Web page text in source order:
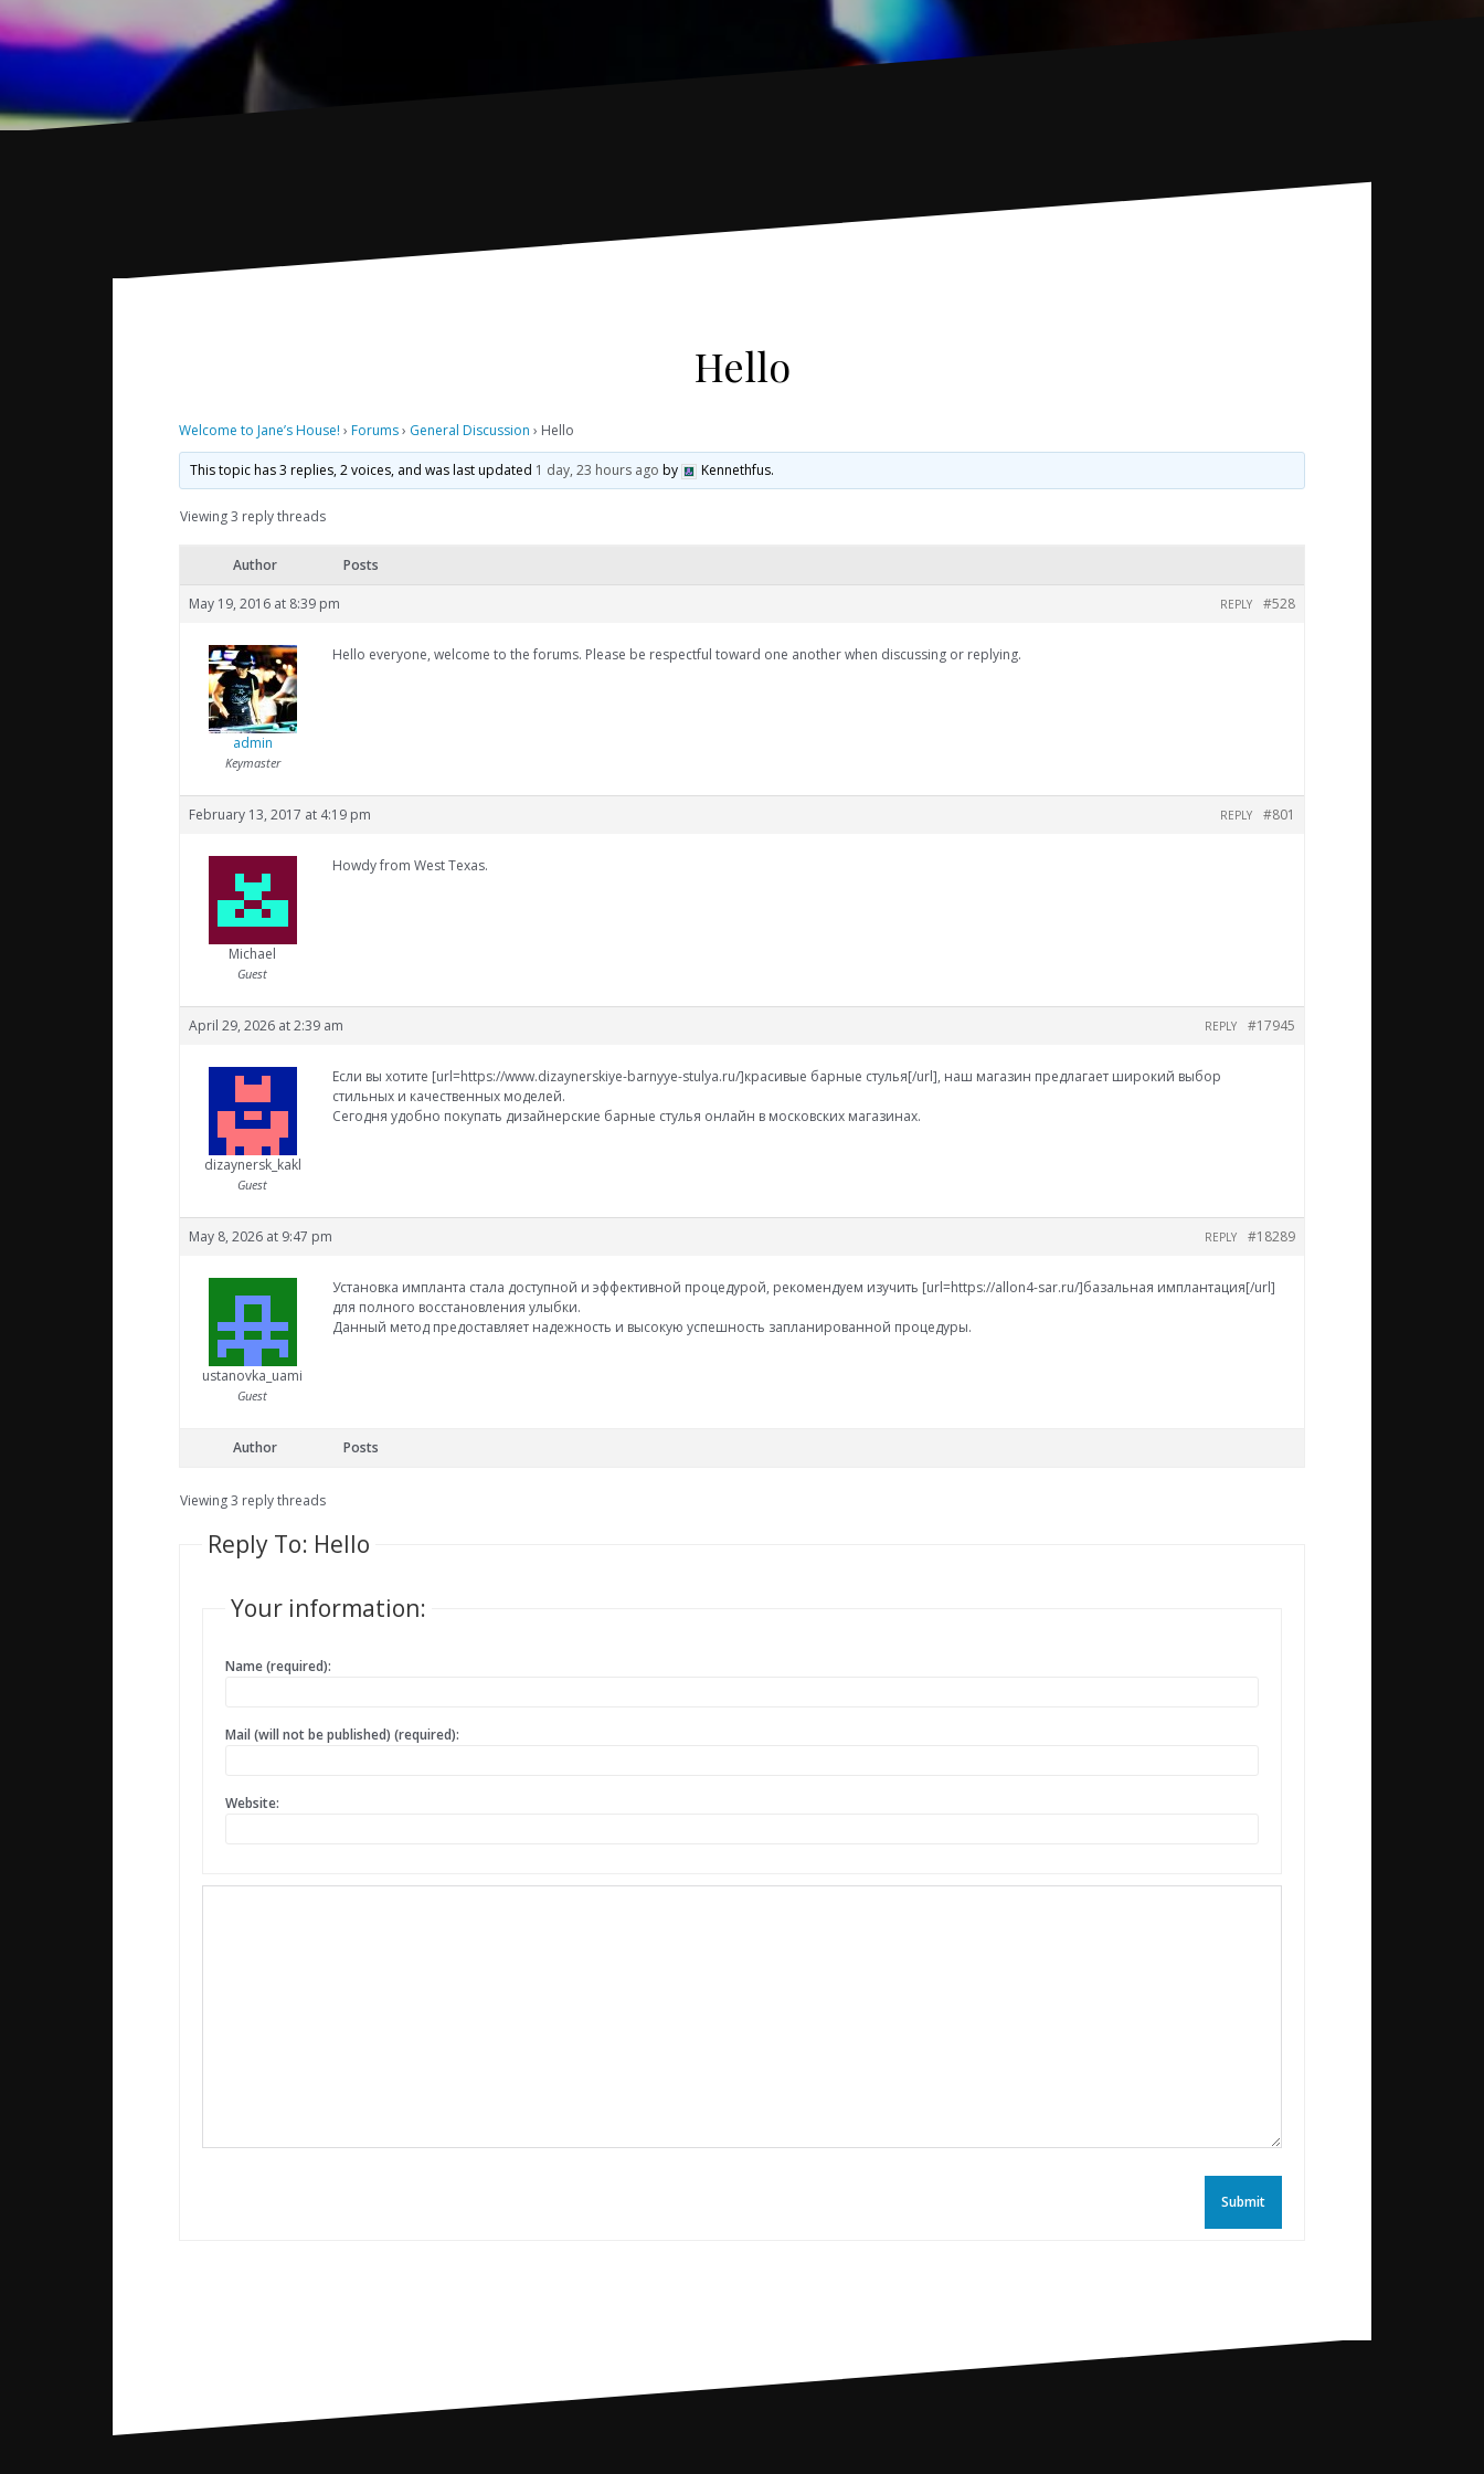
Hello
Welcome to Jane’s House! › Forums› General Discussion › Hello
This topic has 3 replies, 2 voices, and was last updated 1 day, 23 hours ago by Kennethfus.
Viewing 3 reply threads
Author Posts
May 19, 2016 at 8:39 pm #528
REPLY
admin
Keymaster
Hello everyone, welcome to the forums. Please be respectful toward one another when discussing or replying.
February 13, 2017 at 4:19 pm #801
REPLY
Michael
Guest
Howdy from West Texas.
April 29, 2026 at 2:39 am #17945
REPLY
dizaynersk_kakl
Guest
Если вы хотите [url=https://www.dizaynerskiye-barnyye-stulya.ru/]красивые барные стулья[/url], наш магазин предлагает широкий выбор
стильных и качественных моделей.
Сегодня удобно покупать дизайнерские барные стулья онлайн в московских магазинах.
May 8, 2026 at 9:47 pm #18289
REPLY
ustanovka_uami
Guest
Установка импланта стала доступной и эффективной процедурой, рекомендуем изучить [url=https://allon4-sar.ru/]базальная имплантация[/url]
для полного восстановления улыбки.
Данный метод предоставляет надежность и высокую успешность запланированной процедуры.
Author Posts
Viewing 3 reply threads
Reply To: Hello
Your information:
Name (required):
Mail (will not be published) (required):
Website:
Submit